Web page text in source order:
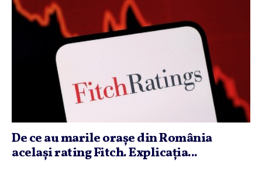
De ce au marile oraşe din România
acelaşi rating Fitch. Explicaţia...